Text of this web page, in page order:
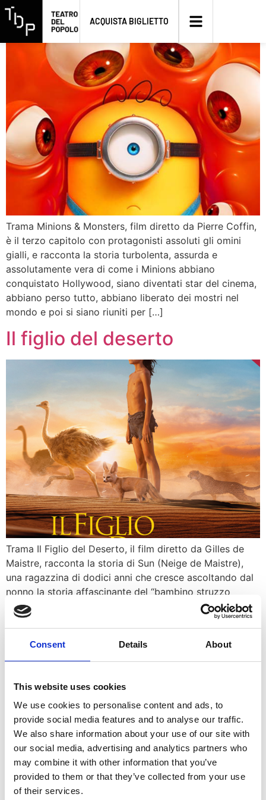
Consent Details About
This website uses cookies
We use cookies to personalise content and ads, to
provide social media features and to analyse our traffic.
We also share information about your use of our site with
our social media, advertising and analytics partners who
may combine it with other information that you’ve
provided to them or that they’ve collected from your use
of their services.
ACQUISTA BIGLIETTO
Minions & Monsters
Trama Minions & Monsters, film diretto da Pierre Coffin,
è il terzo capitolo con protagonisti assoluti gli omini
gialli, e racconta la storia turbolenta, assurda e
assolutamente vera di come i Minions abbiano
conquistato Hollywood, siano diventati star del cinema,
abbiano perso tutto, abbiano liberato dei mostri nel
mondo e poi si siano riuniti per […]
Il figlio del deserto
Trama Il Figlio del Deserto, il film diretto da Gilles de
Maistre, racconta la storia di Sun (Neige de Maistre),
una ragazzina di dodici anni che cresce ascoltando dal
nonno la storia affascinante del “bambino struzzo
perduto nel deserto”. Per lei è sempre stata una favola,
un racconto magico da tramandare, finché un giorno
Gioia mia